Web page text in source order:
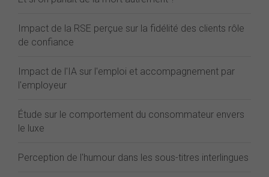
Impact de la RSE perçue sur la fidélité des clients rôle
de confiance
Impact de l'IA sur l'emploi et accompagnement par
l'employeur
Étude sur le comportement du consommateur envers
le luxe
Perception de l'humour dans les sous-titres interlingues